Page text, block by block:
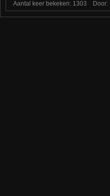
Aantal keer bekeken: 1303